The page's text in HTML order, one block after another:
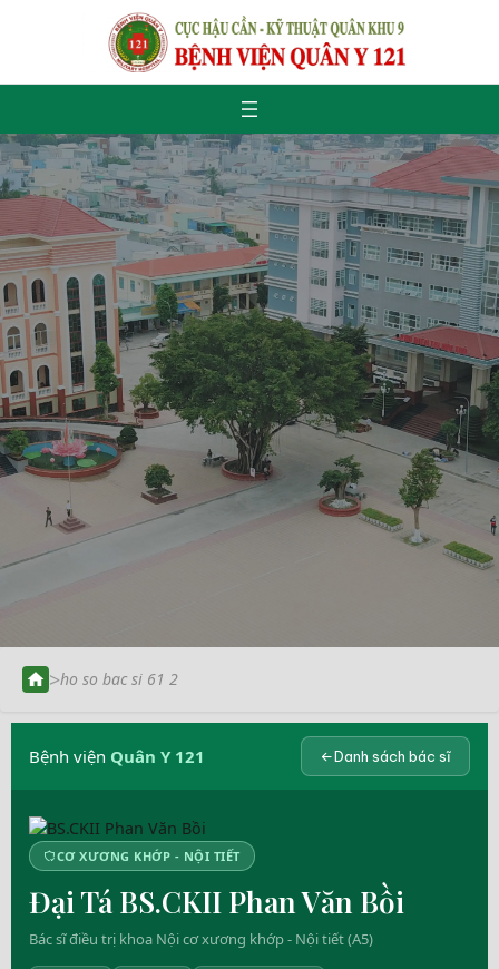
>ho so bac si 61 2
Bệnh viện Quân Y 121 Danh sách bác sĩ
CƠ XƯƠNG KHỚP - NỘI TIẾT
Đại Tá BS.CKII Phan Văn Bồi
Bác sĩ điều trị khoa Nội cơ xương khớp - Nội tiết (A5)